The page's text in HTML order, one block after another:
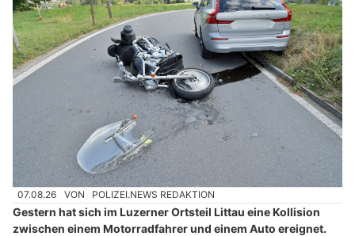
07.08.26 VON POLIZEI.NEWS REDAKTION
Gestern hat sich im Luzerner Ortsteil Littau eine Kollision
zwischen einem Motorradfahrer und einem Auto ereignet.